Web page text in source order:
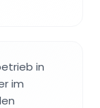
in
im